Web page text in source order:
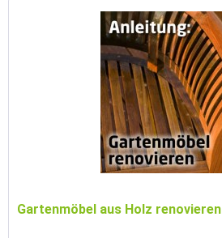
Gartenmöbel aus Holz renovieren